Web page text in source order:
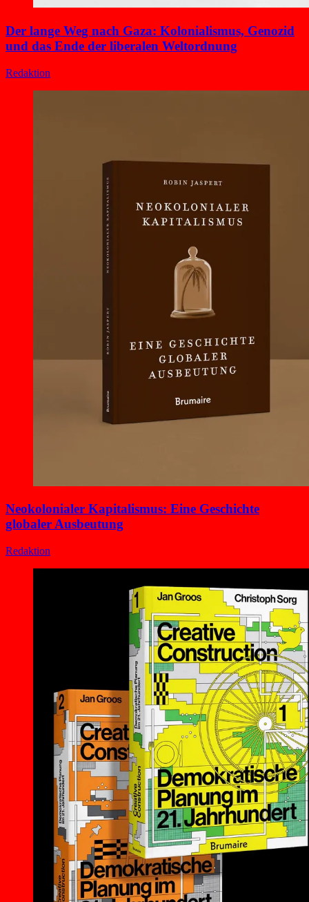
Der lange Weg nach Gaza: Kolonialismus, Genozid
und das Ende der liberalen Weltordnung
Redaktion
Neokolonialer Kapitalismus: Eine Geschichte
globaler Ausbeutung
Redaktion